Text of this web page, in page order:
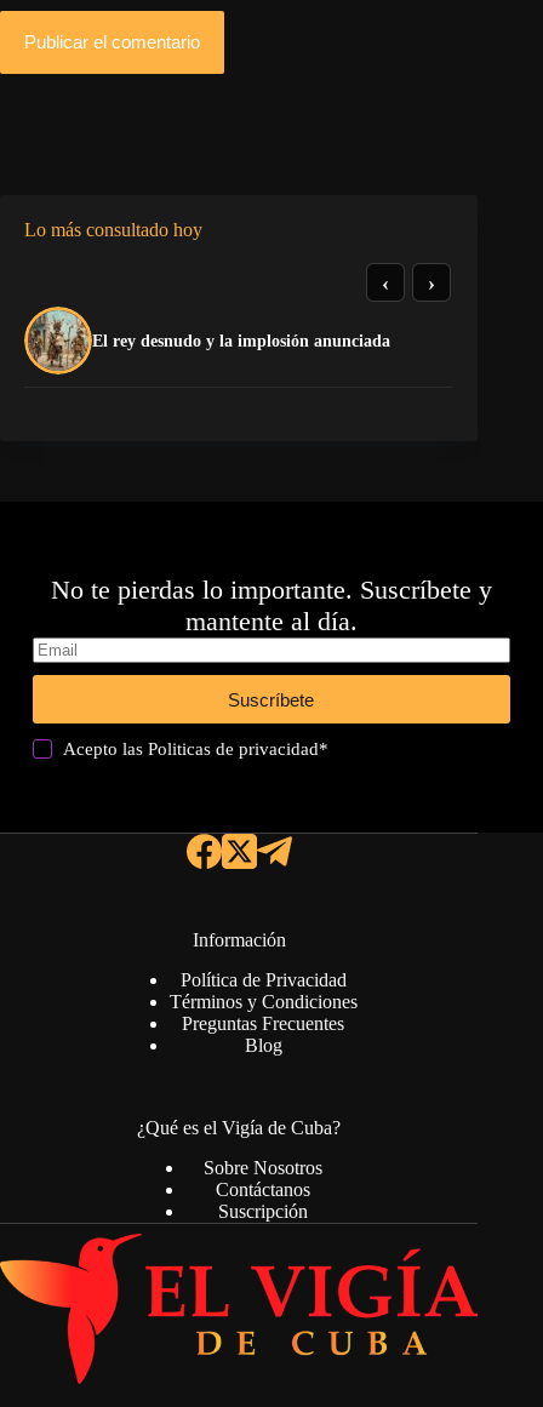
Publicar el comentario
Lo más consultado hoy
El rey desnudo y la implosión anunciada
‹ ›
No te pierdas lo importante. Suscríbete y
mantente al día.
Suscríbete
Acepto lasPoliticas de privacidad*
Información
Política de Privacidad
Términos y Condiciones
Preguntas Frecuentes
Blog
¿Qué es el Vigía de Cuba?
Sobre Nosotros
Contáctanos
Suscripción